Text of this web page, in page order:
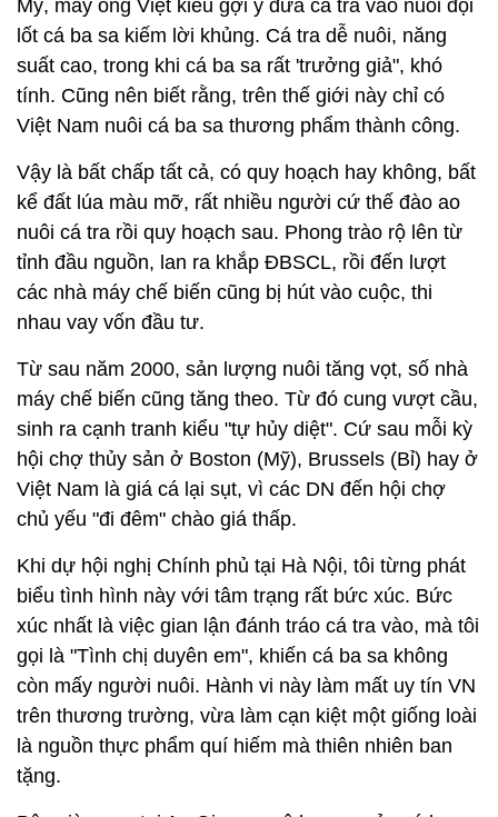
Mỹ, mấy ông Việt kiều gợi ý đưa cá tra vào nuôi đội
lốt cá ba sa kiếm lời khủng. Cá tra dễ nuôi, năng
suất cao, trong khi cá ba sa rất 'trưởng giả", khó
tính. Cũng nên biết rằng, trên thế giới này chỉ có
Việt Nam nuôi cá ba sa thương phẩm thành công.
Vậy là bất chấp tất cả, có quy hoạch hay không, bất
kể đất lúa màu mỡ, rất nhiều người cứ thế đào ao
nuôi cá tra rồi quy hoạch sau. Phong trào rộ lên từ
tỉnh đầu nguồn, lan ra khắp ĐBSCL, rồi đến lượt
các nhà máy chế biến cũng bị hút vào cuộc, thi
nhau vay vốn đầu tư.
Từ sau năm 2000, sản lượng nuôi tăng vọt, số nhà
máy chế biến cũng tăng theo. Từ đó cung vượt cầu,
sinh ra cạnh tranh kiểu "tự hủy diệt". Cứ sau mỗi kỳ
hội chợ thủy sản ở Boston (Mỹ), Brussels (Bỉ) hay ở
Việt Nam là giá cá lại sụt, vì các DN đến hội chợ
chủ yếu "đi đêm" chào giá thấp.
Khi dự hội nghị Chính phủ tại Hà Nội, tôi từng phát
biểu tình hình này với tâm trạng rất bức xúc. Bức
xúc nhất là việc gian lận đánh tráo cá tra vào, mà tôi
gọi là "Tình chị duyên em", khiến cá ba sa không
còn mấy người nuôi. Hành vi này làm mất uy tín VN
trên thương trường, vừa làm cạn kiệt một giống loài
là nguồn thực phẩm quí hiếm mà thiên nhiên ban
tặng.